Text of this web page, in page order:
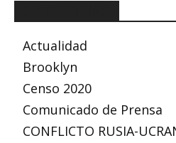
Actualidad
Brooklyn
Censo 2020
Comunicado de Prensa
CONFLICTO RUSIA-